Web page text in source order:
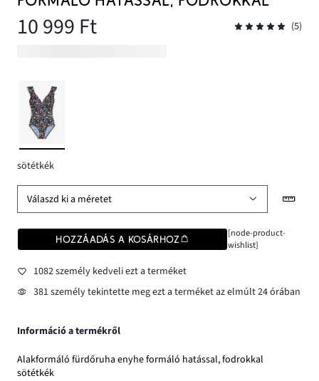
10 999 Ft (5)
sötétkék
Válaszd ki a méretet
HOZZÁADÁS A KOSÁRHOZ
[node-product-
wishlist]
1082 személy kedveli ezt a terméket
381 személy tekintette meg ezt a terméket az elmúlt 24 órában
Információ a termékről
Alakformáló fürdőruha enyhe formáló hatással, fodrokkal
sötétkék